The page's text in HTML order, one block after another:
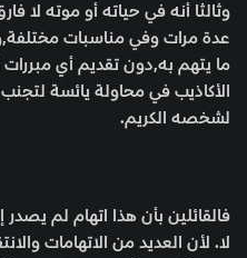
وثالثا أنه في حياته أو موته لا
عدة مرات وفي مناسبات
ما يتهم به,دون تقديم أي
الأكاذيب في محاولة يائسة
لشخصه الكريم.
فالقائلين بأن هذا اتهام لم
لا. لأن العديد من الاتهامات